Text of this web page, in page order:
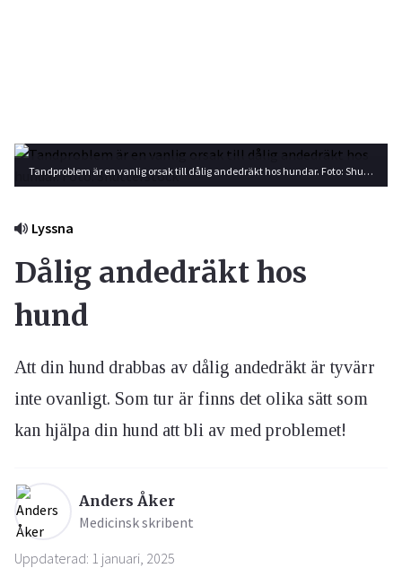
Tandproblem är en vanlig orsak till dålig andedräkt hos hundar. Foto: Shutterstock
Lyssna
Dålig andedräkt hos
hund
Att din hund drabbas av dålig andedräkt är tyvärr
inte ovanligt. Som tur är finns det olika sätt som
kan hjälpa din hund att bli av med problemet!
Anders Åker
Medicinsk skribent
Uppdaterad: 1 januari, 2025